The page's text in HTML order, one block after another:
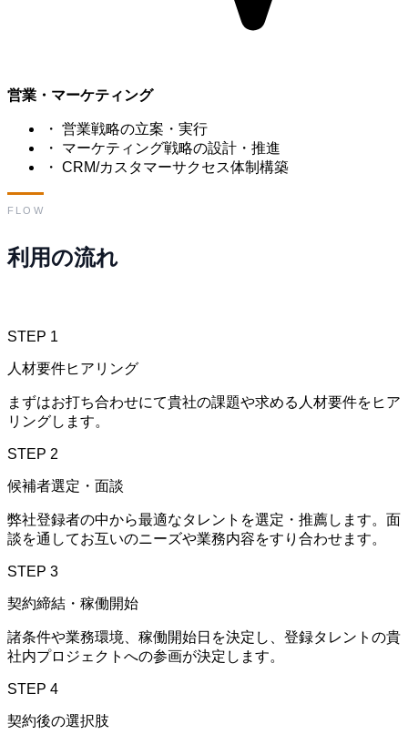
営業・マーケティング
・ 営業戦略の立案・実行
・
マーケティング戦略の設計・推進
・ CRM/カスタマーサクセス体制構築
FLOW
利用の流れ
STEP 1
人材要件ヒアリング
まずはお打ち合わせにて貴社の課題や求める人材要件をヒア
リングします。
STEP 2
候補者選定・面談
弊社登録者の中から最適なタレントを選定・推薦します。面
談を通してお互いのニーズや業務内容をすり合わせます。
STEP 3
契約締結・稼働開始
諸条件や業務環境、稼働開始日を決定し、登録タレントの貴
社内プロジェクトへの参画が決定します。
STEP 4
契約後の選択肢